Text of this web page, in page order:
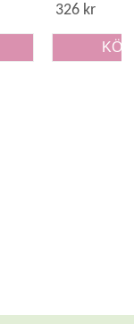
326 kr
KÖP